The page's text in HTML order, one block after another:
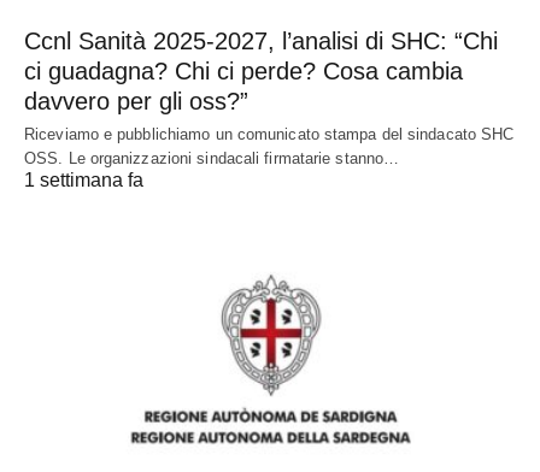
Ccnl Sanità 2025-2027, l’analisi di SHC: “Chi
ci guadagna? Chi ci perde? Cosa cambia
davvero per gli oss?”
Riceviamo e pubblichiamo un comunicato stampa del sindacato SHC
OSS. Le organizzazioni sindacali firmatarie stanno…
1 settimana fa